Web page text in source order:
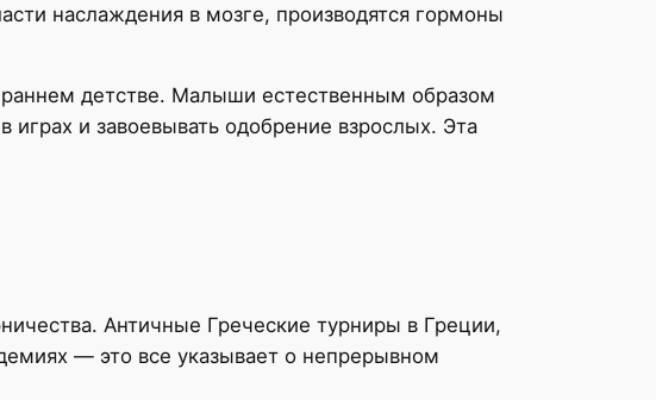
наслаждения в мозге, производятся гормоны
раннем детстве. Малыши естественным образом
и завоевывать одобрение взрослых. Эта
Античные Греческие турниры в Греции,
— это все указывает о непрерывном